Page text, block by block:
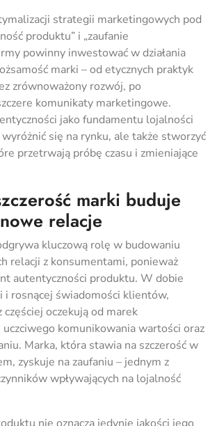
strategii marketingowych pod
produktu” i „zaufanie
powinny inwestować w działania
marki – od etycznych praktyk
zrównoważony rozwój, po
komunikaty marketingowe.
jako fundamentu lojalności
się na rynku, ale także stworzyć
przetrwają próbę czasu i zmieniające
marki buduje
relacje
kluczową rolę w budowaniu
relacji z konsumentami, ponieważ
autentyczności produktu. W dobie
i rosnącej świadomości klientów,
częściej oczekują od marek
komunikowania wartości oraz
Marka, która stawia na szczerość w
zyskuje na zaufaniu – jednym z
wpływających na lojalność